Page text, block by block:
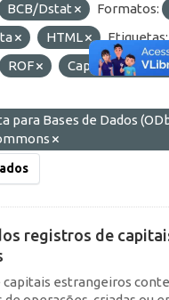
BCB/Dstat Formatos:
HTML
Etiquetas:
ROF
Capitais
para Bases de Dados
registros de
capitais estrangeiros